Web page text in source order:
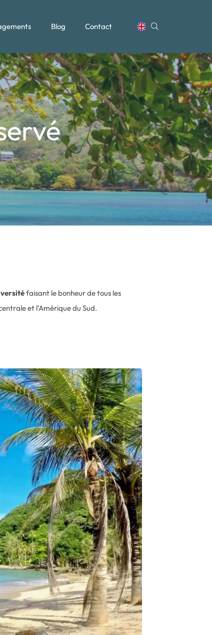
Blog Contact
faisant le bonheur de tous les
et l’Amérique du Sud.